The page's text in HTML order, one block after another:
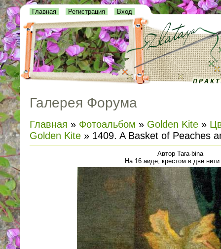
Главная Регистрация Вход
Галерея Форума
Главная » Фотоальбом » Golden Kite »
Golden Kite » 1409. A Basket of Peaches
Автор Tara-bina
На 16 аиде, крестом в две